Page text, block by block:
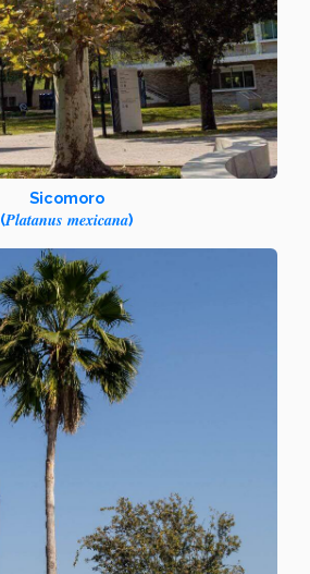
Sicomoro
(Platanus mexicana)